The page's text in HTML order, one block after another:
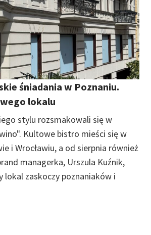
śniadania w Poznaniu.
lokalu
stylu rozsmakowali się w
Kultowe bistro mieści się w
i Wrocławiu, a od sierpnia również
managerka, Urszula Kuźnik,
lokal zaskoczy poznaniaków i